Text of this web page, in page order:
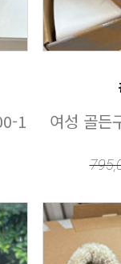
1 여성 골든